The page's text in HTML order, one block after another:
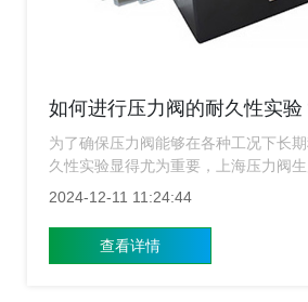
如何进行压力阀的耐久性实验
为了确保压力阀能够在各种工况下长
久性实验显得尤为重要，上海压力阀生
介绍我们是如何对压力阀进行耐久性实
2024-12-11 11:24:44
查看详情